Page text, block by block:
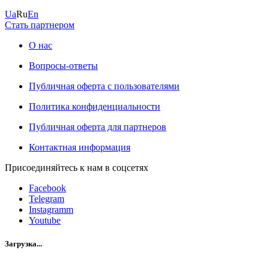
UaRuEn
Стать партнером
О нас
Вопросы-ответы
Публичная оферта с пользователями
Политика конфиденциальности
Публичная оферта для партнеров
Контактная информация
Присоединяйтесь к нам в соцсетях
Facebook
Telegram
Instagramm
Youtube
Загрузка...